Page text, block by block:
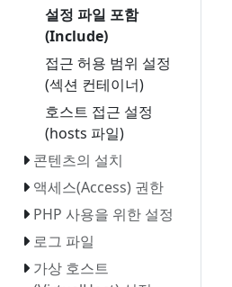
설정 파일 포함
(Include)
접근 허용 범위 설정
(섹션 컨테이너)
호스트 접근 설정
(hosts 파일)
콘텐츠의 설치
액세스(Access) 권한
PHP 사용을 위한 설정
로그 파일
가상 호스트